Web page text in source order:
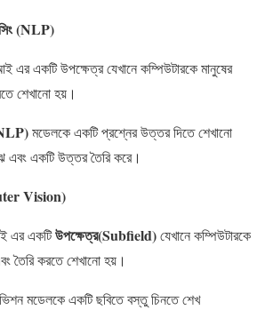
(NLP)
এর একটি উপক্ষেত্র যেখানে কম্পিউটারকে মানুষের
শেখানো হয়।
মডেলকে একটি প্রশ্নের উত্তর দিতে শেখানো
এবং একটি উত্তর তৈরি করে।
Vision)
এর একটিউপক্ষেত্র(Subfield)যেখানে কম্পিউটারকে
তৈরি করতে শেখানো হয়।
মডেলকে একটি ছবিতে বস্তু চিনতে শেখ